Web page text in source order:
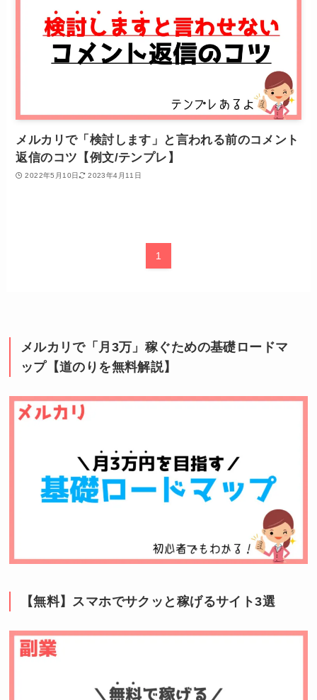
メルカリで「検討します」と言われる前のコメント
返信のコツ【例文/テンプレ】
2022年5月10日 2023年4月11日
1
メルカリで「月3万」稼ぐための基礎ロードマ
ップ【道のりを無料解説】
【無料】スマホでサクッと稼げるサイト3選